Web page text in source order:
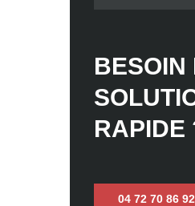
BESOIN
RAPIDE
04 72 70 86 92